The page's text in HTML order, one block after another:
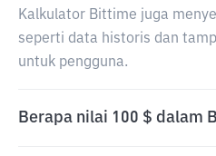
Kalkulator Bittime juga
seperti data historis dan
untuk pengguna.
Berapa nilai 100 $ dalam